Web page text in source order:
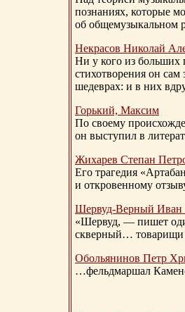
познаниях, которые
об общемузыкальном
Некрасов Николай
Ни у кого из больших
стихотворения он
шедеврах: и в них
Горький, Максим
По своему
он выступил в
Жихарев Степан
Его трагедия
и откровенному
Шервуд-Верный Иван
«Шервуд, — пишет
скверный… товарищи
Обольянинов Петр
…фельдмаршал